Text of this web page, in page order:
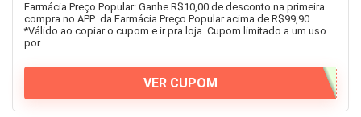
Farmácia Preço Popular: Ganhe R$10,00 de desconto na primeira
compra no APP da Farmácia Preço Popular acima de R$99,90.
*Válido ao copiar o cupom e ir pra loja. Cupom limitado a um uso
por ...
VER CUPOM